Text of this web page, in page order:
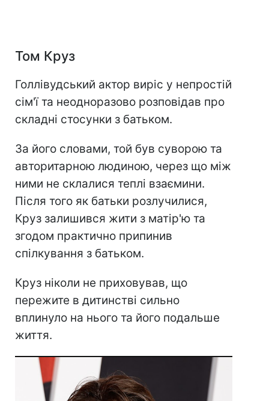
Том Круз
Голлівудський актор виріс у непростій
сім'ї та неодноразово розповідав про
складні стосунки з батьком.
За його словами, той був суворою та
авторитарною людиною, через що між
ними не склалися теплі взаємини.
Після того як батьки розлучилися,
Круз залишився жити з матір'ю та
згодом практично припинив
спілкування з батьком.
Круз ніколи не приховував, що
пережите в дитинстві сильно
вплинуло на нього та його подальше
життя.